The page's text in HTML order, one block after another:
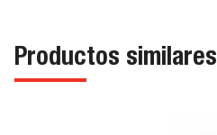
Productos similares